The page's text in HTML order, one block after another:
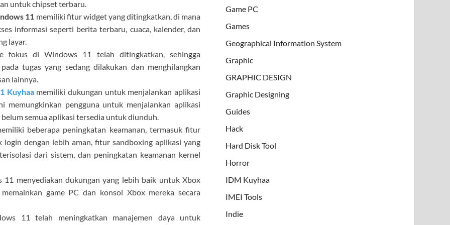
untuk chipset terbaru.
11 memiliki fitur widget yang ditingkatkan, di mana
informasi seperti berita terbaru, cuaca, kalender, dan
layar.
fokus di Windows 11 telah ditingkatkan, sehingga
tugas yang sedang dilakukan dan menghilangkan
lainnya.
Kuyhaamemiliki dukungan untuk menjalankan aplikasi
pengguna untuk menjalankan aplikasi
semua aplikasi tersedia untuk diunduh.
beberapa peningkatan keamanan, termasuk fitur
dengan lebih aman, fitur sandboxing aplikasi yang
dari sistem, dan peningkatan keamanan kernel
11 menyediakan dukungan yang lebih baik untuk Xbox
game PC dan konsol Xbox mereka secara
11 telah meningkatkan manajemen daya untuk
Game PC
Games
Geographical Information System
Graphic
GRAPHIC DESIGN
Graphic Designing
Guides
Hack
Hard Disk Tool
Horror
IDM Kuyhaa
IMEI Tools
Indie